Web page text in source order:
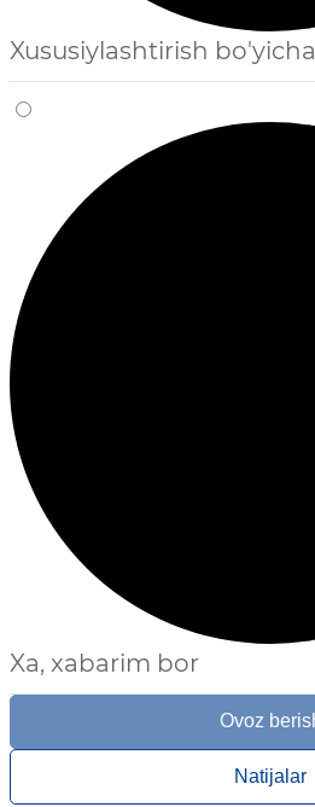
Xususiylashtirish
Xa, xabarim bor
Ovoz
Natijalar